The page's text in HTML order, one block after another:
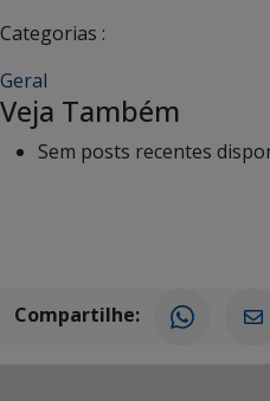
Categorias :
Geral
Veja Também
Sem posts recentes
Compartilhe: